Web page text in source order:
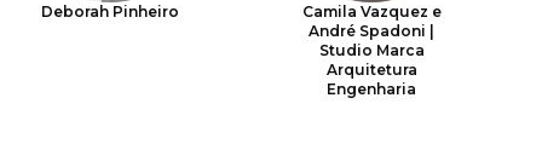
Deborah Pinheiro
Camila Vazquez e
André Spadoni |
Studio Marca
Arquitetura
Engenharia